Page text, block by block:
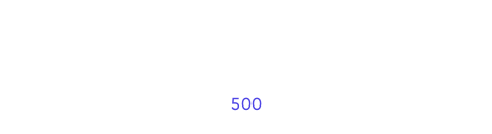
500